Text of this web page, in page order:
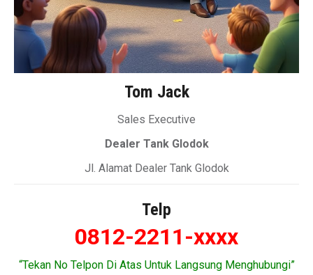
Tom Jack
Sales Executive
Dealer Tank Glodok
Jl. Alamat Dealer Tank Glodok
Telp
0812-2211-xxxx
“Tekan No Telpon Di Atas Untuk Langsung Menghubungi”